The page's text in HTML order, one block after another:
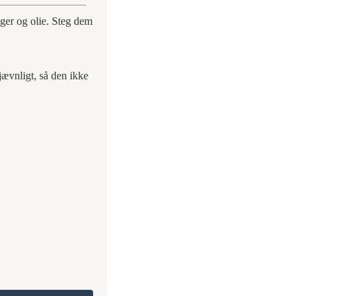
og olie. Steg dem
så den ikke